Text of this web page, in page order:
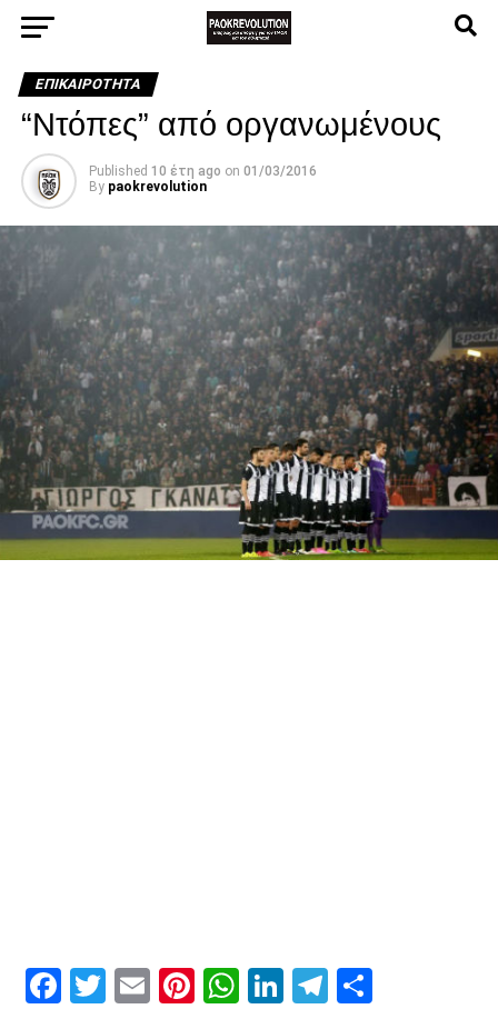
ΕΠΙΚΑΙΡΌΤΗΤΑ
“Ντόπες” από οργανωμένους
Published 10 έτη ago on 01/03/2016
By paokrevolution
Facebook
Twitter
EmailPinterest
WhatsApp
LinkedIn
Telegram